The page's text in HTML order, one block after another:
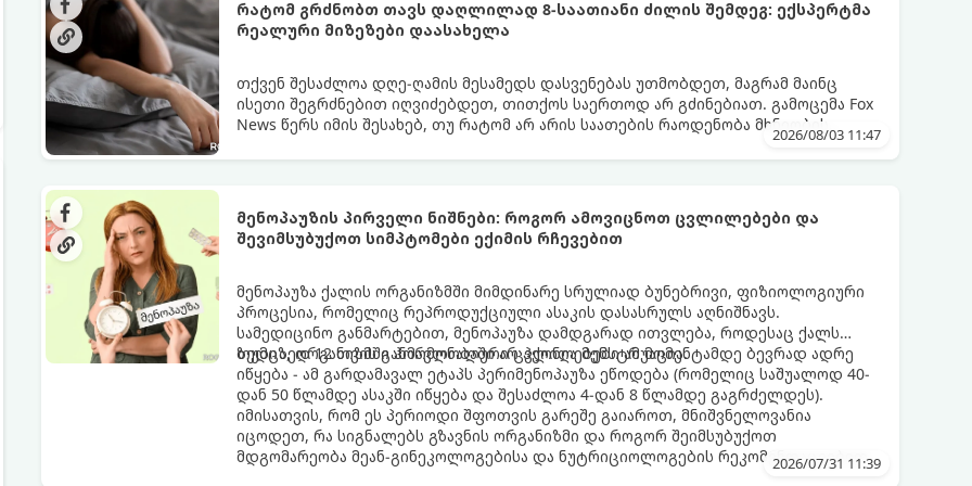
რატომ გრძნობთ თავს დაღლილად 8-საათიანი ძილის შემდეგ: ექსპერტმა
რეალური მიზეზები დაასახელა
თქვენ შესაძლოა დღე-ღამის მესამედს დასვენებას უთმობდეთ, მაგრამ მაინც
ისეთი შეგრძნებით იღვიძებდეთ, თითქოს საერთოდ არ გძინებიათ. გამოცემა Fox
News წერს იმის შესახებ, თუ რატომ არ არის საათების რაოდენობა მხნეობის2026/08/03 11:47
მენოპაუზის პირველი ნიშნები: როგორ ამოვიცნოთ ცვლილებები და
შევიმსუბუქოთ სიმპტომები ექიმის რჩევებით
მენოპაუზა ქალის ორგანიზმში მიმდინარე სრულიად ბუნებრივი, ფიზიოლოგიური
პროცესია, რომელიც რეპროდუქციული ასაკის დასასრულს აღნიშნავს.
სამედიცინო განმარტებით, მენოპაუზა დამდგარად ითვლება, როდესაც ქალს
ზედიზედ 12 თვის განმავლობაში არ ჰქონია მენსტრუაცია.
თუმცა, ორგანიზმში ჰორმონალური ცვლილებები ამ მომენტამდე ბევრად ადრე
იწყება - ამ გარდამავალ ეტაპს პერიმენოპაუზა ეწოდება (რომელიც საშუალოდ 40-
დან 50 წლამდე ასაკში იწყება და შესაძლოა 4-დან 8 წლამდე გაგრძელდეს).
იმისათვის, რომ ეს პერიოდი შფოთვის გარეშე გაიაროთ, მნიშვნელოვანია
იცოდეთ, რა სიგნალებს გზავნის ორგანიზმი და როგორ შეიმსუბუქოთ
მდგომარეობა მეან-გინეკოლოგებისა და ნუტრიციოლოგების რეკომენდაციებით.
2026/07/31 11:39